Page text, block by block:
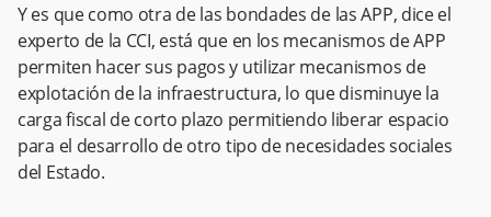
Y es que como otra de las bondades de las APP, dice el
experto de la CCI, está que en los mecanismos de APP
permiten hacer sus pagos y utilizar mecanismos de
explotación de la infraestructura, lo que disminuye la
carga fiscal de corto plazo permitiendo liberar espacio
para el desarrollo de otro tipo de necesidades sociales
del Estado.